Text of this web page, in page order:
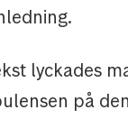
lyckades
på